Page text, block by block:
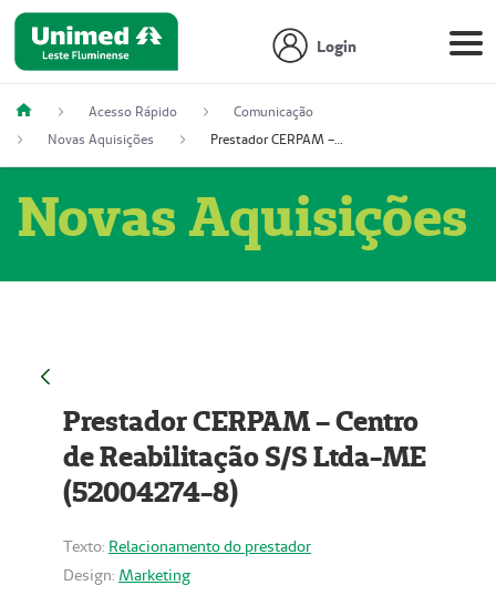
Login
Acesso Rápido
Comunicação
Novas Aquisições
Prestador CERPAM – Centro de Reabilitação S/S Ltda-ME (52004274-8)
Novas Aquisições
Prestador CERPAM – Centro
de Reabilitação S/S Ltda-ME
(52004274-8)
Texto: Relacionamento do prestador
Design: Marketing